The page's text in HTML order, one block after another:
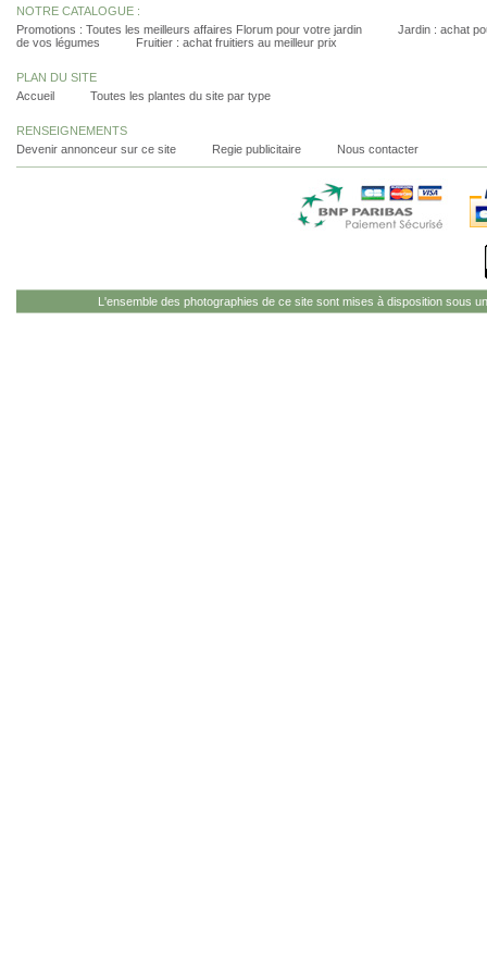
NOTRE CATALOGUE :
Promotions : Toutes les meilleurs affaires Florum pour votre jardin
Jardin : achat
de vos légumes
Fruitier : achat fruitiers au meilleur prix
PLAN DU SITE
Accueil
Toutes les plantes du site par type
RENSEIGNEMENTS
Devenir annonceur sur ce site
Regie publicitaire Nous contacter
L'ensemble des photographies de ce site sont mises à disposition sous